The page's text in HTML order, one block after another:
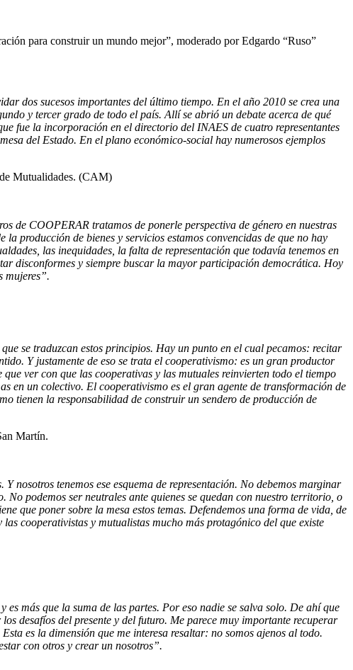
para construir un mundo mejor”, moderado por Edgardo “Ruso”
dos sucesos importantes del último tiempo. En el año 2010 se crea una
y tercer grado de todo el país. Allí se abrió un debate acerca de qué
fue la incorporación en el directorio del INAES de cuatro representantes
del Estado. En el plano económico-social hay numerosos ejemplos
Mutualidades. (CAM)
de COOPERAR tratamos de ponerle perspectiva de género en nuestras
producción de bienes y servicios estamos convencidas de que no hay
las inequidades, la falta de representación que todavía tenemos en
disconformes y siempre buscar la mayor participación democrática. Hoy
mujeres”.
se traduzcan estos principios. Hay un punto en el cual pecamos: recitar
Y justamente de eso se trata el cooperativismo: es un gran productor
ver con que las cooperativas y las mutuales reinvierten todo el tiempo
en un colectivo. El cooperativismo es el gran agente de transformación de
tienen la responsabilidad de construir un sendero de producción de
Martín.
nosotros tenemos ese esquema de representación. No debemos marginar
podemos ser neutrales ante quienes se quedan con nuestro territorio, o
que poner sobre la mesa estos temas. Defendemos una forma de vida, de
cooperativistas y mutualistas mucho más protagónico del que existe
más que la suma de las partes. Por eso nadie se salva solo. De ahí que
desafíos del presente y del futuro. Me parece muy importante recuperar
es la dimensión que me interesa resaltar: no somos ajenos al todo.
con otros y crear un nosotros”.